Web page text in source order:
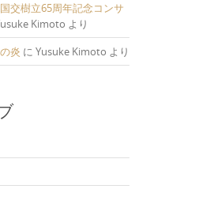
交樹立65周年記念コンサ
Kimoto より
炎 に Yusuke Kimoto より